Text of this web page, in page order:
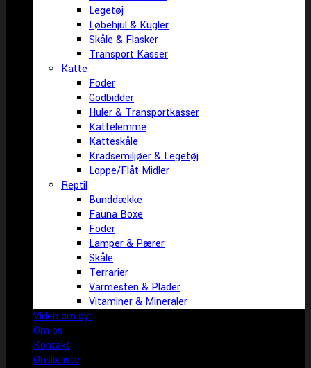
Legetøj
Løbehjul & Kugler
Skåle & Flasker
Transport Kasser
Katte
Foder
Godbidder
Huler & Transportkasser
Kattelemme
Katteskåle
Kradsemiljøer & Legetøj
Loppe/Flåt Midler
Reptil
Bunddække
Fauna Boxe
Foder
Lamper & Pærer
Skåle
Terrarier
Varmesten & Plader
Vitaminer & Mineraler
Viden om dyr
Om os
Kontakt
Ønskeliste